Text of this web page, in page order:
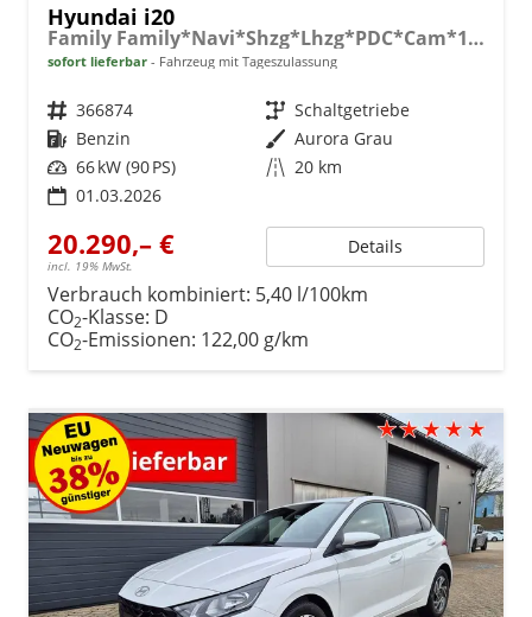
Hyundai i20
Family Family*Navi*Shzg*Lhzg*PDC*Cam*16Zoll*ACA*
sofort lieferbar Fahrzeug mit Tageszulassung
Fahrzeugnr. 366874 Getriebe Schaltgetriebe
Kraftstoff Benzin Außenfarbe Aurora Grau
Leistung 66 kW (90 PS) Kilometerstand 20 km
01.03.2026
20.290,– €
incl. 19% MwSt.
Details
Verbrauch kombiniert: 5,40 l/100km
CO2-Klasse: D
CO2-Emissionen: 122,00 g/km